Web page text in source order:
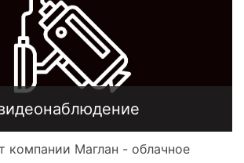
компании Маглан - облачное